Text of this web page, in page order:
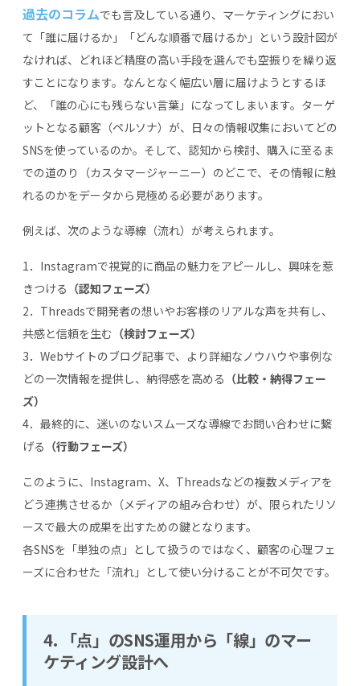
過去のコラムでも言及している通り、マーケティングにおい
て「誰に届けるか」「どんな順番で届けるか」という設計図が
なければ、どれほど精度の高い手段を選んでも空振りを繰り返
すことになります。なんとなく幅広い層に届けようとするほ
ど、「誰の心にも残らない言葉」になってしまいます。ターゲ
ットとなる顧客（ペルソナ）が、日々の情報収集においてどの
SNSを使っているのか。そして、認知から検討、購入に至るま
での道のり（カスタマージャーニー）のどこで、その情報に触
れるのかをデータから見極める必要があります。
例えば、次のような導線（流れ）が考えられます。
1．Instagramで視覚的に商品の魅力をアピールし、興味を惹
きつける （認知フェーズ）
2．Threadsで開発者の想いやお客様のリアルな声を共有し、
共感と信頼を生む （検討フェーズ）
3．Webサイトのブログ記事で、より詳細なノウハウや事例な
どの一次情報を提供し、納得感を高める （比較・納得フェー
ズ）
4．最終的に、迷いのないスムーズな導線でお問い合わせに繋
げる （行動フェーズ）
このように、Instagram、X、Threadsなどの複数メディアを
どう連携させるか（メディアの組み合わせ）が、限られたリソ
ースで最大の成果を出すための鍵となります。
各SNSを「単独の点」として扱うのではなく、顧客の心理フェ
ーズに合わせた「流れ」として使い分けることが不可欠です。
4. 「点」のSNS運用から「線」のマー
ケティング設計へ